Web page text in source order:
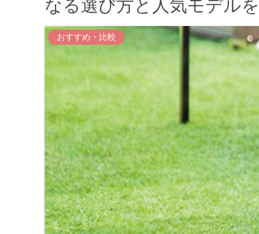
なる選び方と人気モデル
おすすめ・比較